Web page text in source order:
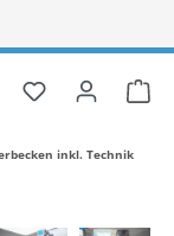
Du hast 0
inkl. Technik